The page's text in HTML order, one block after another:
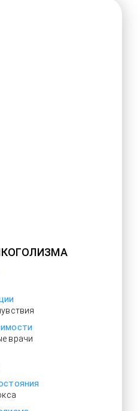
врачи